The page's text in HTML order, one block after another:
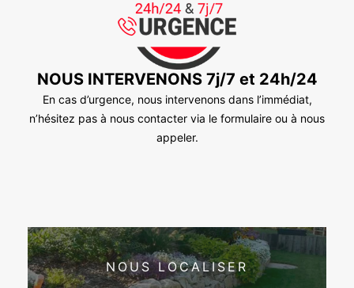
NOUS INTERVENONS 7j/7 et 24h/24
En cas d’urgence, nous intervenons dans l’immédiat,
n’hésitez pas à nous contacter via le formulaire ou à nous
appeler.
NOUS LOCALISER